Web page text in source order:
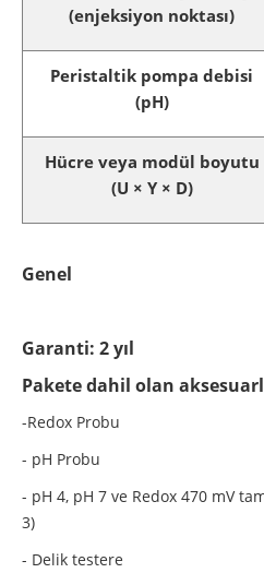
(enjeksiyon noktası)
Peristaltik pompa debisi
(pH)
Hücre veya modül boyutu
(U × Y × D)
Genel
Garanti: 2 yıl
Pakete dahil olan
-Redox Probu
- pH Probu
- pH 4, pH 7 ve Redox 470 mV
3)
- Delik testere